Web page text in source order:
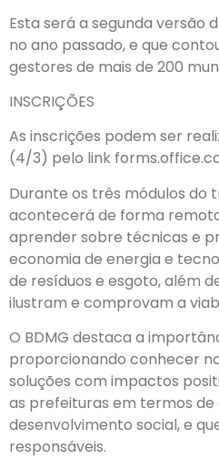
Esta será a segunda versão
no ano passado, e que
gestores de mais de 200
INSCRIÇÕES
As inscrições podem ser
(4/3) pelo link
Durante os três módulos do
acontecerá de forma
aprender sobre técnicas e
economia de energia e
de resíduos e esgoto, além
ilustram e comprovam a
O BDMG destaca a
proporcionando conhecer
soluções com impactos
as prefeituras em termos de
desenvolvimento social, e
responsáveis.